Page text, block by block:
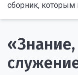
сборник,